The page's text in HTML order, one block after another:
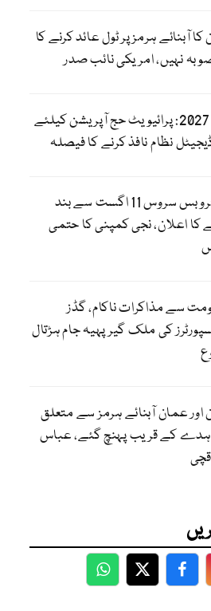
کا آبنائے ہرمز پر ٹول عائد کرنے کا
نہیں، امریکی نائب صدر
حج 2027: پرائیویٹ حج آپریشن کیلئے
نظام نافذ کرنے کا فیصلہ
میٹرو بس سروس 11 اگست سے بند
کا اعلان، نجی کمپنی کا حتمی
سے مذاکرات ناکام، گڈز
کی ملک گیر پہیہ جام ہڑتال
اور عمان آبنائے ہرمز سے متعلق
کے قریب پہنچ گئے، عباس
WhatsApp
Twitter